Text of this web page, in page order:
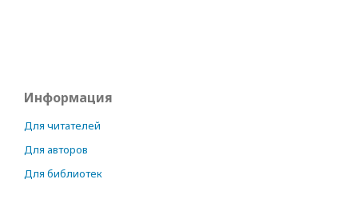
Информация
Для читателей
Для авторов
Для библиотек